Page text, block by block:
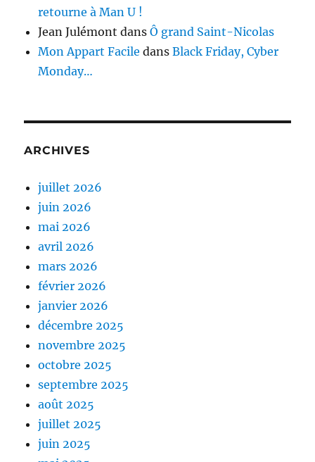
retourne à Man U !
Jean Julémont dansÔ grand Saint-Nicolas
Mon Appart Facile dansBlack Friday, Cyber
Monday…
ARCHIVES
juillet 2026
juin 2026
mai 2026
avril 2026
mars 2026
février 2026
janvier 2026
décembre 2025
novembre 2025
octobre 2025
septembre 2025
août 2025
juillet 2025
juin 2025